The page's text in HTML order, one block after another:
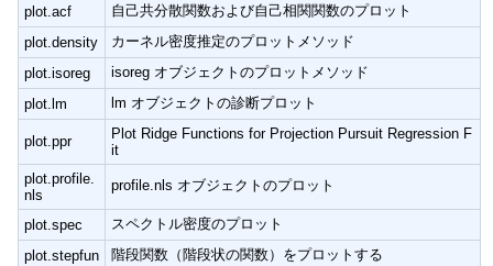
plot.acf
自己共分散関数および自己相関関数のプロット
plot.density
カーネル密度推定のプロットメソッド
plot.isoreg
isoreg オブジェクトのプロットメソッド
plot.lm
lm オブジェクトの診断プロット
plot.ppr
Plot Ridge Functions for Projection Pursuit Regression F
it
plot.profile.
nls
profile.nls オブジェクトのプロット
plot.spec
スペクトル密度のプロット
plot.stepfun
階段関数（階段状の関数）をプロットする